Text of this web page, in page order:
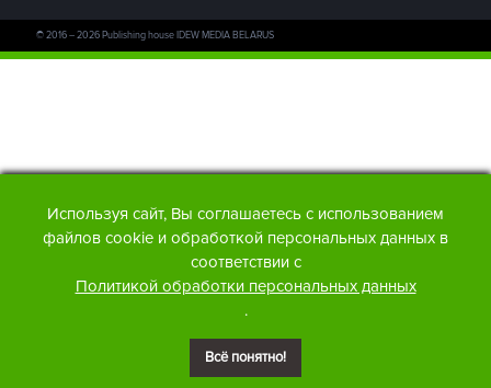
© 2016 – 2026 Publishing house IDEW MEDIA BELARUS
Используя сайт, Вы соглашаетесь с использованием
файлов cookie и обработкой персональных данных в
соответствии с
Политикой обработки персональных данных
.
Всё понятно!